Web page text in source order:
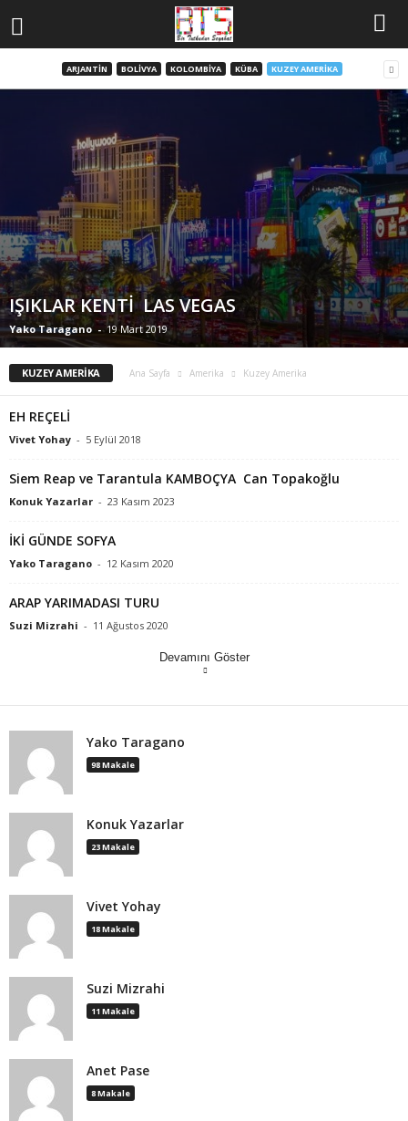
ARJANTIN BOLIVYA KOLOMBIYA KÜBA KUZEY AMERIKA
IŞIKLAR KENTİ LAS VEGAS
Yako Taragano - 19 Mart 2019
KUZEY AMERIKA Ana Sayfa Amerika Kuzey Amerika
EH REÇELİ
Vivet Yohay - 5 Eylül 2018
Siem Reap ve Tarantula KAMBOÇYA Can Topakoğlu
Konuk Yazarlar - 23 Kasım 2023
İKİ GÜNDE SOFYA
Yako Taragano - 12 Kasım 2020
ARAP YARIMADASI TURU
Suzi Mizrahi - 11 Ağustos 2020
Devamını Göster
Yako Taragano
98 Makale
Konuk Yazarlar
23 Makale
Vivet Yohay
18 Makale
Suzi Mizrahi
11 Makale
Anet Pase
8 Makale